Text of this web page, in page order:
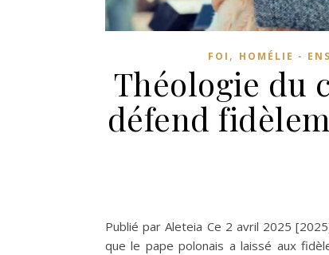
FOI , HOMÉLIE -
Théologie du
défend
Publié par Aleteia Ce 2 avril 2025
que le pape polonais a laissé aux